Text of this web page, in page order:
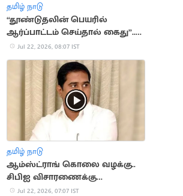
தமிழ் நாடு
“தூண்டுதலின் பெயரில்
ஆர்ப்பாட்டம் செய்தால் கைது”..
அமைச்சர் ராஜ்மோகன் விளக்கம்
Jul 22, 2026, 08:07 IST
தமிழ் நாடு
ஆம்ஸ்ட்ராங் கொலை வழக்கு..
சிபிஐ விசாரணைக்கு
உச்சநீதிமன்றம் அனுமதி
Jul 22, 2026, 07:07 IST